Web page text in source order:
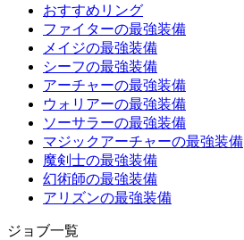
おすすめリング
ファイターの最強装備
メイジの最強装備
シーフの最強装備
アーチャーの最強装備
ウォリアーの最強装備
ソーサラーの最強装備
マジックアーチャーの最強装備
魔剣士の最強装備
幻術師の最強装備
アリズンの最強装備
ジョブ一覧